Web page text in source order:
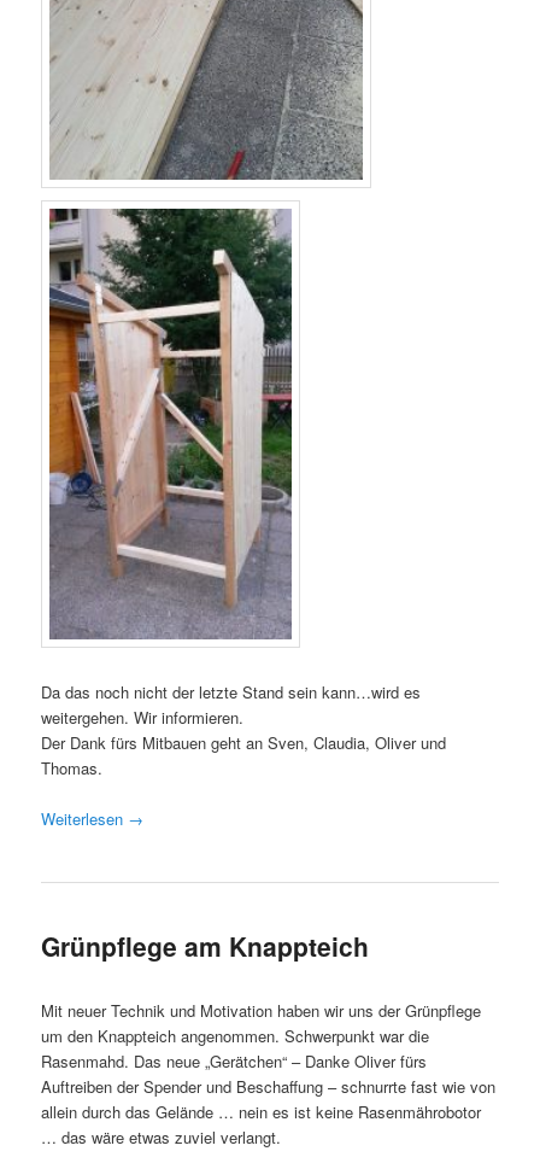
Da das noch nicht der letzte Stand sein kann…wird es
weitergehen. Wir informieren.
Der Dank fürs Mitbauen geht an Sven, Claudia, Oliver und
Thomas.
Weiterlesen →
Grünpflege am Knappteich
Mit neuer Technik und Motivation haben wir uns der Grünpflege
um den Knappteich angenommen. Schwerpunkt war die
Rasenmahd. Das neue „Gerätchen“ – Danke Oliver fürs
Auftreiben der Spender und Beschaffung – schnurrte fast wie von
allein durch das Gelände … nein es ist keine Rasenmährobotor
… das wäre etwas zuviel verlangt.